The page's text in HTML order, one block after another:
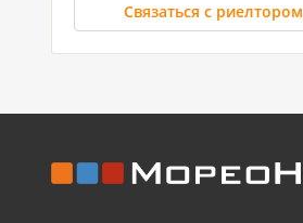
Связаться с риелтором
Часть дома, 157.2 м2